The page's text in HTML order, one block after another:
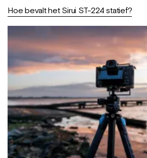
Hoe bevalt het Sirui ST-224 statief?